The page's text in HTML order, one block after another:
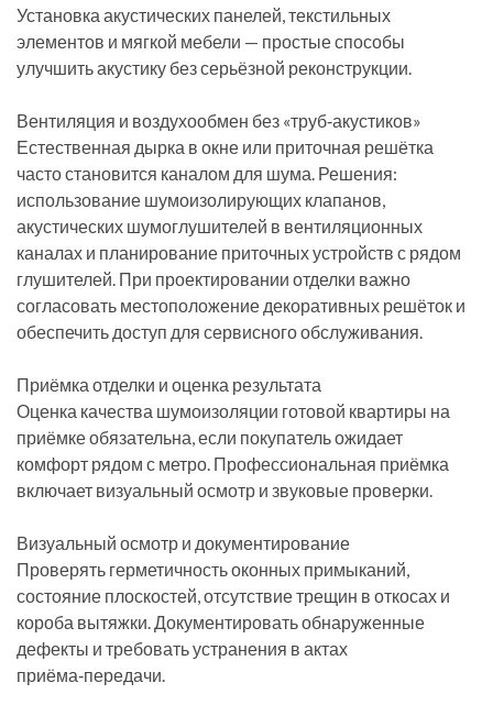
Установка акустических панелей, текстильных
элементов и мягкой мебели — простые способы
улучшить акустику без серьёзной реконструкции.
Вентиляция и воздухообмен без «труб‑акустиков»
Естественная дырка в окне или приточная решётка
часто становится каналом для шума. Решения:
использование шумоизолирующих клапанов,
акустических шумоглушителей в вентиляционных
каналах и планирование приточных устройств с рядом
глушителей. При проектировании отделки важно
согласовать местоположение декоративных решёток и
обеспечить доступ для сервисного обслуживания.
Приёмка отделки и оценка результата
Оценка качества шумоизоляции готовой квартиры на
приёмке обязательна, если покупатель ожидает
комфорт рядом с метро. Профессиональная приёмка
включает визуальный осмотр и звуковые проверки.
Визуальный осмотр и документирование
Проверять герметичность оконных примыканий,
состояние плоскостей, отсутствие трещин в откосах и
короба вытяжки. Документировать обнаруженные
дефекты и требовать устранения в актах
приёма‑передачи.